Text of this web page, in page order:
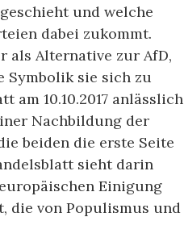
und welche
dabei zukommt.
als Alternative zur AfD,
Symbolik sie sich zu
am 10.10.2017 anlässlich
Nachbildung der
beiden die erste Seite
sieht darin
Einigung
die von Populismus und